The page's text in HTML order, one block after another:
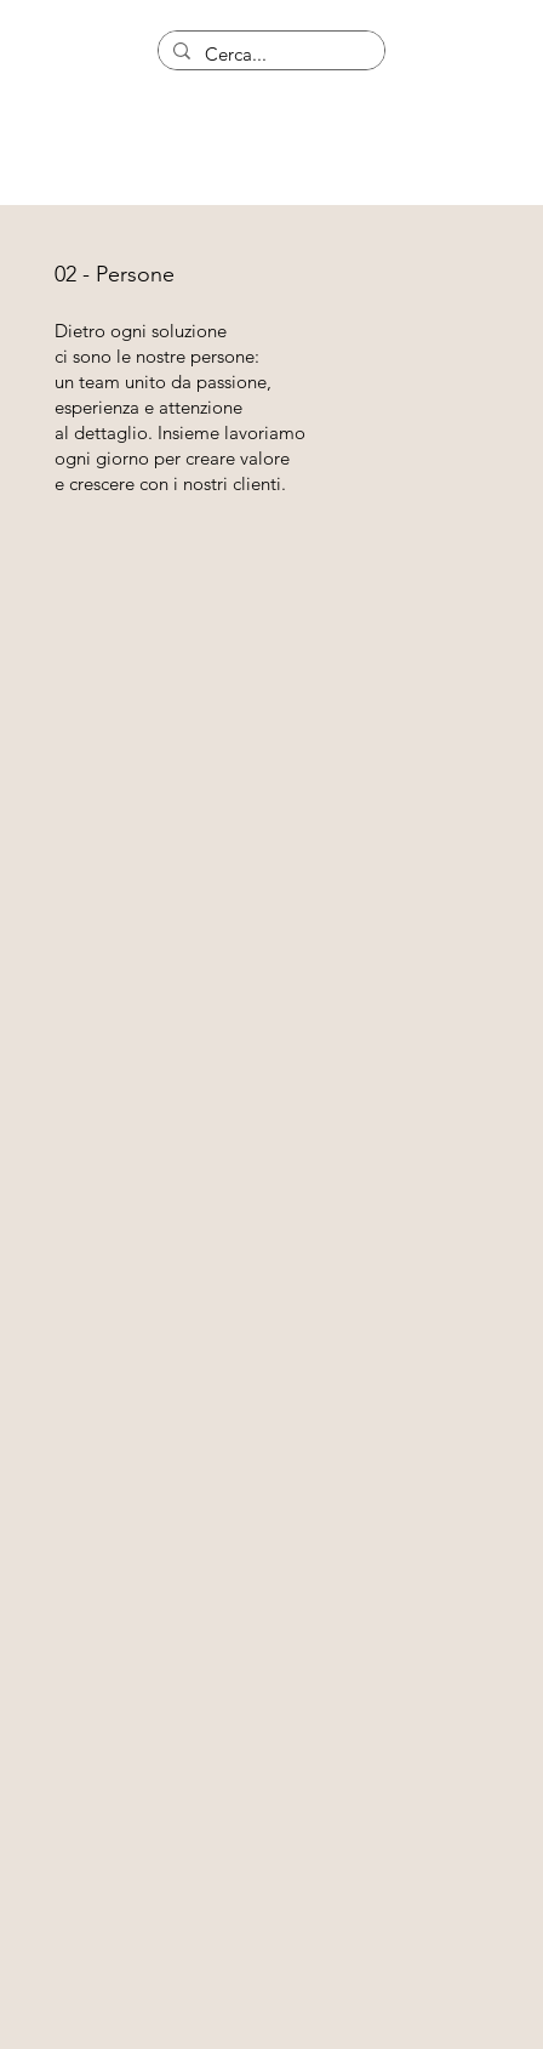
02 - Persone
Dietro ogni soluzione
ci sono le nostre persone:
un team unito da passione,
esperienza e attenzione
al dettaglio. Insieme lavoriamo
ogni giorno per creare valore
e crescere con i nostri clienti.